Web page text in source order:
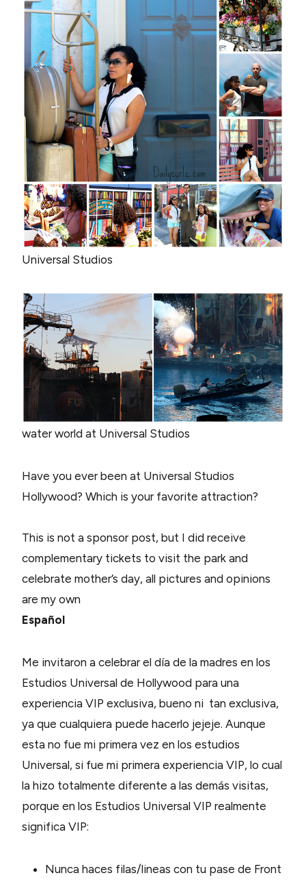
Universal Studios
water world at Universal Studios
Have you ever been at Universal Studios
Hollywood? Which is your favorite attraction?
This is not a sponsor post, but I did receive
complementary tickets to visit the park and
celebrate mother’s day, all pictures and opinions
are my own
Español
Me invitaron a celebrar el día de la madres en los
Estudios Universal de Hollywood para una
experiencia VIP exclusiva, bueno ni tan exclusiva,
ya que cualquiera puede hacerlo jejeje. Aunque
esta no fue mi primera vez en los estudios
Universal, si fue mi primera experiencia VIP, lo cual
la hizo totalmente diferente a las demás visitas,
porque en los Estudios Universal VIP realmente
significa VIP:
Nunca haces filas/lineas con tu pase de Front